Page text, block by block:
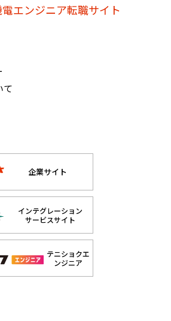
エンジニア転職サイト
て
企業サイト
インテグレーション
サービスサイト
テニショクエ
ンジニア